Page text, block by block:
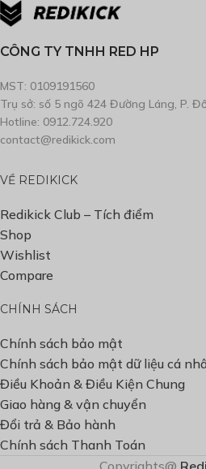
CÔNG TY TNHH RED HP
MST: 0109191560
Trụ sở: số 5 ngõ 424 Đường Láng, P.
Hotline: 0912.724.920
contact@redikick.com
VỀ REDIKICK
Redikick Club – Tích điểm
Shop
Wishlist
Compare
CHÍNH SÁCH
Chính sách bảo mật
Chính sách bảo mật dữ liệu cá
Điều Khoản & Điều Kiện Chung
Giao hàng & vận chuyển
Đổi trả & Bảo hành
Chính sách Thanh Toán